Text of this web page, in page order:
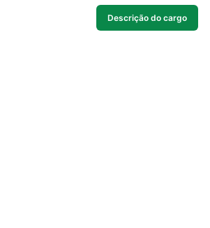
Descrição do cargo